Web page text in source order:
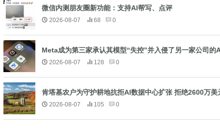
微信内测朋友圈新功能：支持AI帮写、点评
2026-08-07 68 0
Meta成为第三家承认其模型“失控”并入侵了另一家公司的
2026-08-07 128 0
肯塔基农户为守护耕地抗拒AI数据中心扩张 拒绝2600万美
2026-08-07 105 0